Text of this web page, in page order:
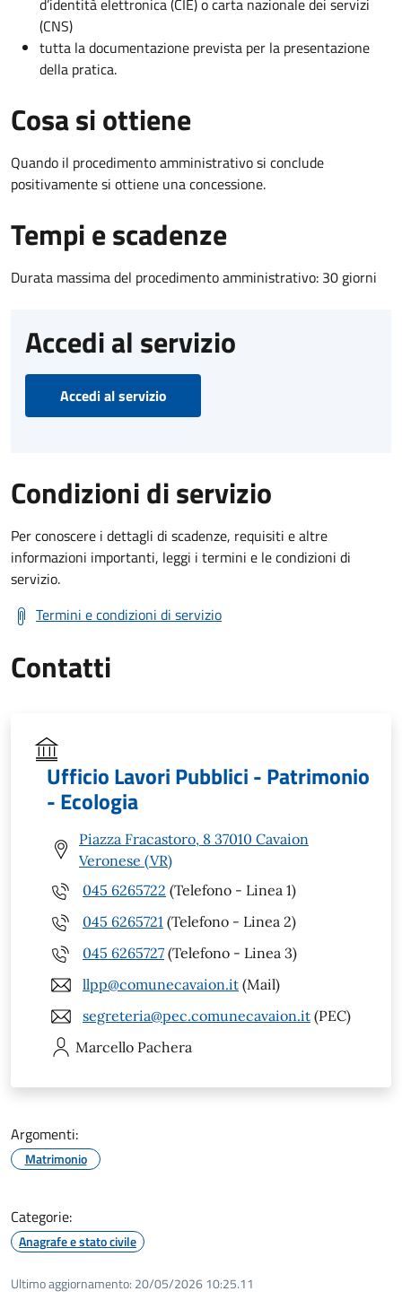
d’identità elettronica (CIE) o carta nazionale dei servizi
(CNS)
tutta la documentazione prevista per la presentazione
della pratica.
Cosa si ottiene
Quando il procedimento amministrativo si conclude
positivamente si ottiene una concessione.
Tempi e scadenze
Durata massima del procedimento amministrativo: 30 giorni
Accedi al servizio
Accedi al servizio
Condizioni di servizio
Per conoscere i dettagli di scadenze, requisiti e altre
informazioni importanti, leggi i termini e le condizioni di
servizio.
Termini e condizioni di servizio
Contatti
Ufficio Lavori Pubblici - Patrimonio
- Ecologia
Piazza Fracastoro, 8 37010 Cavaion
Veronese (VR)
045 6265722 (Telefono - Linea 1)
045 6265721 (Telefono - Linea 2)
045 6265727 (Telefono - Linea 3)
llpp@comunecavaion.it (Mail)
segreteria@pec.comunecavaion.it (PEC)
Marcello Pachera
Argomenti:
Matrimonio
Categorie:
Anagrafe e stato civile
Ultimo aggiornamento: 20/05/2026 10:25.11